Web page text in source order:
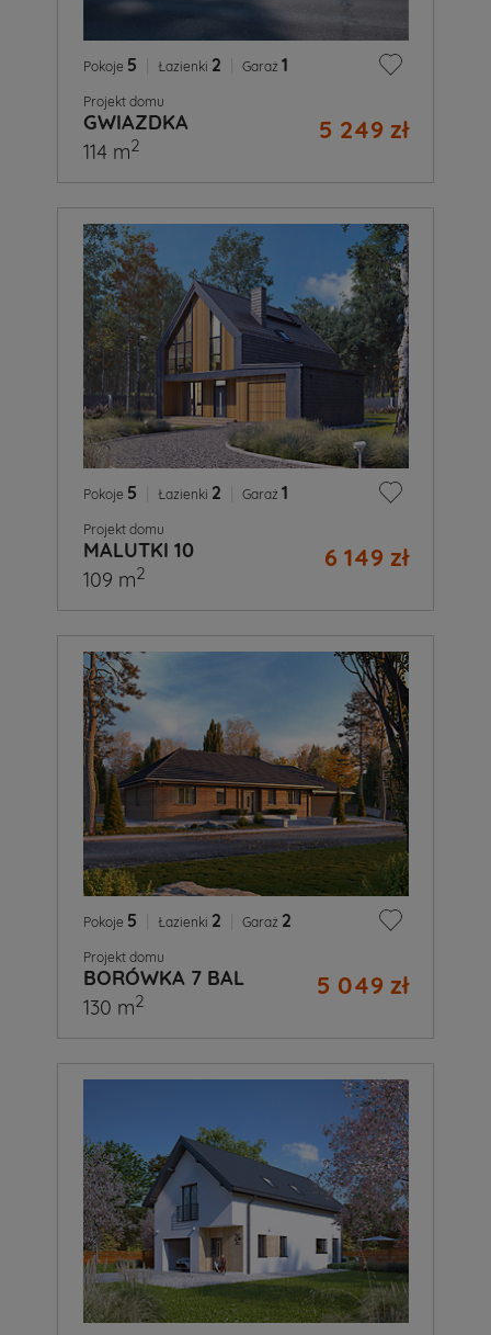
Pokoje 5 Łazienki 2 Garaż 1
Projekt domu
GWIAZDKA 5 249 zł
114 m2
Pokoje 5 Łazienki 2 Garaż 1
Projekt domu
MALUTKI 10 6 149 zł
109 m2
Pokoje 5 Łazienki 2 Garaż 2
Projekt domu
BORÓWKA 7 BAL 5 049 zł
130 m2